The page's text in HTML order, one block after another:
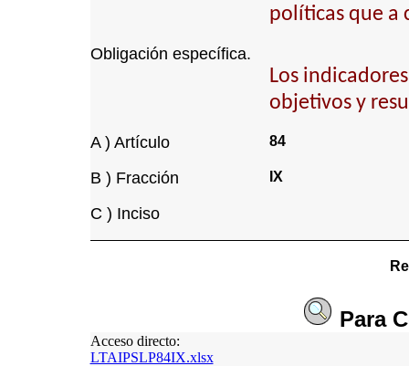
políticas que a
Obligación específica.
Los
objetivos y
A ) Artículo 84
B ) Fracción IX
C ) Inciso
Para
Acceso directo:
LTAIPSLP84IX.xlsx